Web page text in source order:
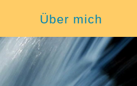
Über mich